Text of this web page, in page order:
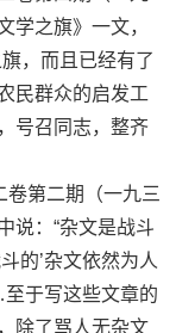
学之旗》一文，
，而且已经有了
民群众的启发工
号召同志，整齐
第二期（一九三
说：“杂文是战斗
的’杂文依然为人
于写这些文章的
除了骂人无杂文